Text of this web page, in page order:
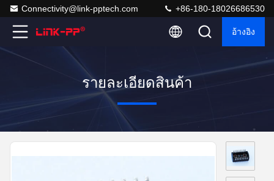
Connectivity@link-pptech.com +86-180-18026686530
อ้างอิง
รายละเอียดสินค้า